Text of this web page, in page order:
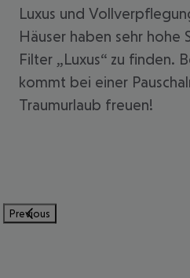
Luxus und
Häuser haben sehr hohe
Filter „Luxus“ zu finden.
kommt bei einer
Traumurlaub freuen!
Previous